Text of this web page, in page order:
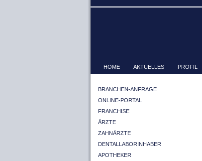
HOME AKTUELLES PROFIL
BRANCHEN-ANFRAGE
ONLINE-PORTAL
FRANCHISE
ÄRZTE
ZAHNÄRZTE
DENTALLABORINHABER
APOTHEKER